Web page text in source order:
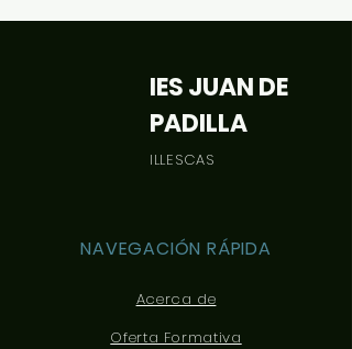
IES JUAN DE
PADILLA
ILLESCAS
NAVEGACIÓN RÁPIDA
Acerca de
Oferta Formativa